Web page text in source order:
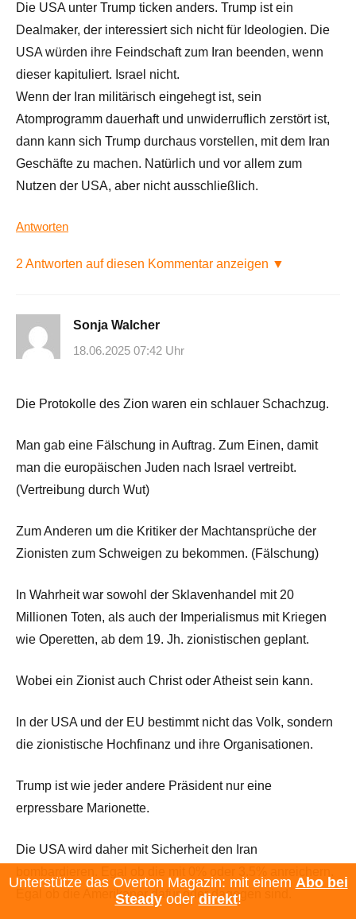
Die USA unter Trump ticken anders. Trump ist ein
Dealmaker, der interessiert sich nicht für Ideologien. Die
USA würden ihre Feindschaft zum Iran beenden, wenn
dieser kapituliert. Israel nicht.
Wenn der Iran militärisch eingehegt ist, sein
Atomprogramm dauerhaft und unwiderruflich zerstört ist,
dann kann sich Trump durchaus vorstellen, mit dem Iran
Geschäfte zu machen. Natürlich und vor allem zum
Nutzen der USA, aber nicht ausschließlich.
Antworten
2 Antworten auf diesen Kommentar anzeigen ▼
Sonja Walcher
18.06.2025 07:42 Uhr
Die Protokolle des Zion waren ein schlauer Schachzug.
Man gab eine Fälschung in Auftrag. Zum Einen, damit
man die europäischen Juden nach Israel vertreibt.
(Vertreibung durch Wut)
Zum Anderen um die Kritiker der Machtansprüche der
Zionisten zum Schweigen zu bekommen. (Fälschung)
In Wahrheit war sowohl der Sklavenhandel mit 20
Millionen Toten, als auch der Imperialismus mit Kriegen
wie Operetten, ab dem 19. Jh. zionistischen geplant.
Wobei ein Zionist auch Christ oder Atheist sein kann.
In der USA und der EU bestimmt nicht das Volk, sondern
die zionistische Hochfinanz und ihre Organisationen.
Trump ist wie jeder andere Präsident nur eine
erpressbare Marionette.
Die USA wird daher mit Sicherheit den Iran
Egal ob die Amerikaner dafür oder dagegen sind.
Unterstütze das Overton Magazin: mit einem Abo bei
Steadyoder direkt!